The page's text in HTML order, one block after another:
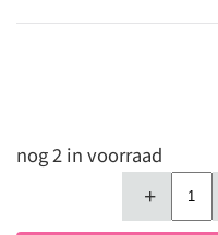
nog 2 in voorraad
+